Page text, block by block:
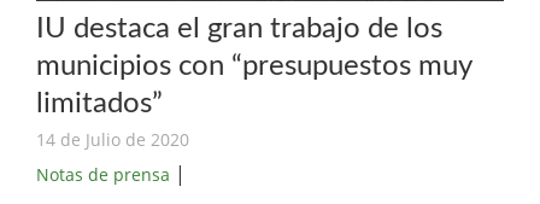
IU destaca el gran trabajo de los
municipios con “presupuestos muy
limitados”
14 de Julio de 2020
Notas de prensa |